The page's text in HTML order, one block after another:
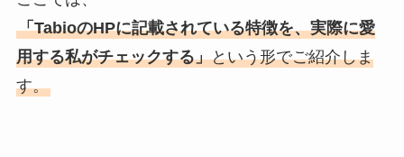
「TabioのHPに記載されている特徴を、実際に愛
用する私がチェックする」という形でご紹介しま
す。